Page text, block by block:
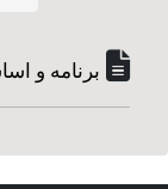
برنامە و